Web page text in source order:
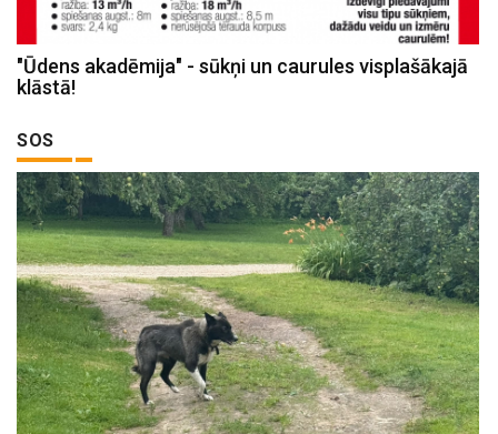
"Ūdens akadēmija" - sūkņi un caurules visplašākajā
klāstā!
SOS